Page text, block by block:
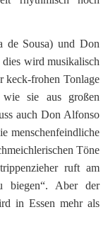
de Sousa) und Don
wird musikalisch
keck-frohen Tonlage
sie aus großen
auch Don Alfonso
menschenfeindliche
Töne
ruft am
biegen“. Aber der
in Essen mehr als